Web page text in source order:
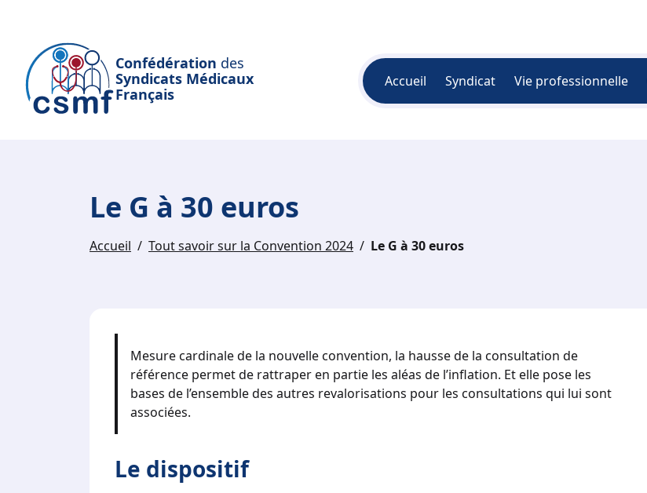
Confédération des
Syndicats Médicaux
Français
Accueil Syndicat Vie professionnelle
Le G à 30 euros
Accueil Tout savoir sur la Convention 2024 Le G à 30 euros
Mesure cardinale de la nouvelle convention, la hausse de la consultation de
référence permet de rattraper en partie les aléas de l’inflation. Et elle pose les
bases de l’ensemble des autres revalorisations pour les consultations qui lui sont
associées.
Le dispositif